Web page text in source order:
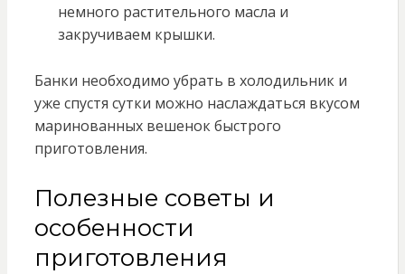
немного растительного масла и
закручиваем крышки.
Банки необходимо убрать в холодильник и
уже спустя сутки можно наслаждаться вкусом
маринованных вешенок быстрого
приготовления.
Полезные советы и
особенности
приготовления